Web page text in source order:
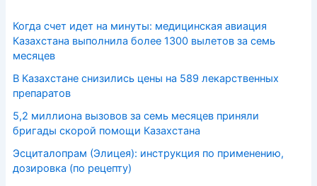
Когда счет идет на минуты: медицинская авиация
Казахстана выполнила более 1300 вылетов за семь
месяцев
В Казахстане снизились цены на 589 лекарственных
препаратов
5,2 миллиона вызовов за семь месяцев приняли
бригады скорой помощи Казахстана
Эсциталопрам (Элицея): инструкция по применению,
дозировка (по рецепту)